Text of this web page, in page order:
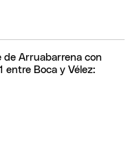
de Arruabarrena con
entre Boca y Vélez: